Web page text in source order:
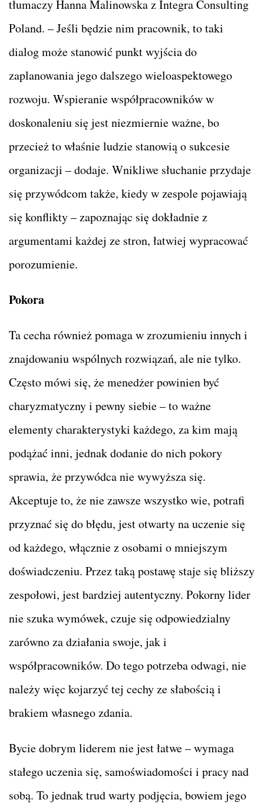
tłumaczy Hanna Malinowska z Integra Consulting
Poland. – Jeśli będzie nim pracownik, to taki
dialog może stanowić punkt wyjścia do
zaplanowania jego dalszego wieloaspektowego
rozwoju. Wspieranie współpracowników w
doskonaleniu się jest niezmiernie ważne, bo
przecież to właśnie ludzie stanowią o sukcesie
organizacji – dodaje. Wnikliwe słuchanie przydaje
się przywódcom także, kiedy w zespole pojawiają
się konflikty – zapoznając się dokładnie z
argumentami każdej ze stron, łatwiej wypracować
porozumienie.
Pokora
Ta cecha również pomaga w zrozumieniu innych i
znajdowaniu wspólnych rozwiązań, ale nie tylko.
Często mówi się, że menedżer powinien być
charyzmatyczny i pewny siebie – to ważne
elementy charakterystyki każdego, za kim mają
podążać inni, jednak dodanie do nich pokory
sprawia, że przywódca nie wywyższa się.
Akceptuje to, że nie zawsze wszystko wie, potrafi
przyznać się do błędu, jest otwarty na uczenie się
od każdego, włącznie z osobami o mniejszym
doświadczeniu. Przez taką postawę staje się bliższy
zespołowi, jest bardziej autentyczny. Pokorny lider
nie szuka wymówek, czuje się odpowiedzialny
zarówno za działania swoje, jak i
współpracowników. Do tego potrzeba odwagi, nie
należy więc kojarzyć tej cechy ze słabością i
brakiem własnego zdania.
Bycie dobrym liderem nie jest łatwe – wymaga
stałego uczenia się, samoświadomości i pracy nad
sobą. To jednak trud warty podjęcia, bowiem jego